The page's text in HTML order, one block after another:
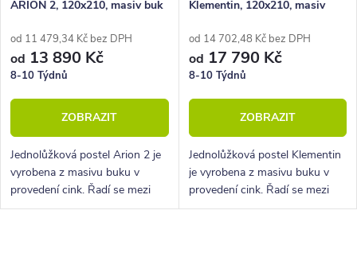
ARION 2, 120x210, masiv buk
od 11 479,34 Kč bez DPH
od 13 890 Kč
8-10 Týdnů
ZOBRAZIT
Jednolůžková postel Arion 2 je
vyrobena z masivu buku v
provedení cink. Řadí se mezi
kvalitní české výrobky
Klementin, 120x210, masiv
od 14 702,48 Kč bez DPH
od 17 790 Kč
8-10 Týdnů
ZOBRAZIT
Jednolůžková postel Klementin
je vyrobena z masivu buku v
provedení cink. Řadí se mezi
kvalitní české výrobky